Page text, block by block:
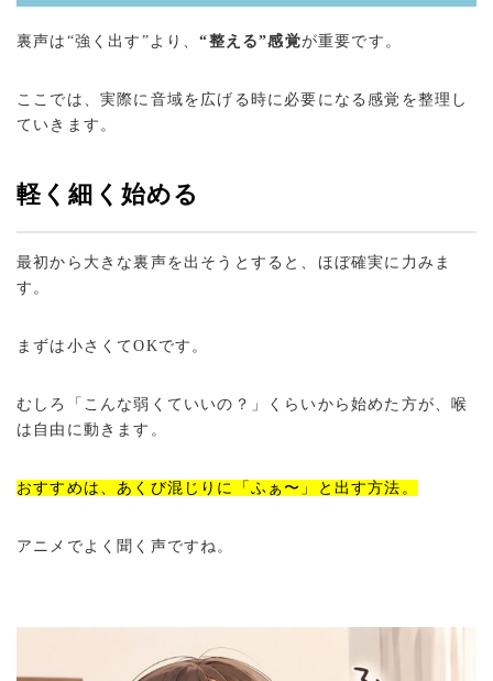
裏声は“強く出す”より、“整える”感覚が重要です。
ここでは、実際に音域を広げる時に必要になる感覚を整理し
ていきます。
軽く細く始める
最初から大きな裏声を出そうとすると、ほぼ確実に力みま
す。
まずは小さくてOKです。
むしろ「こんな弱くていいの？」くらいから始めた方が、喉
は自由に動きます。
おすすめは、あくび混じりに「ふぁ〜」と出す方法。
アニメでよく聞く声ですね。